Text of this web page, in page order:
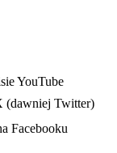
YouTube
(dawniej Twitter)
Facebooku